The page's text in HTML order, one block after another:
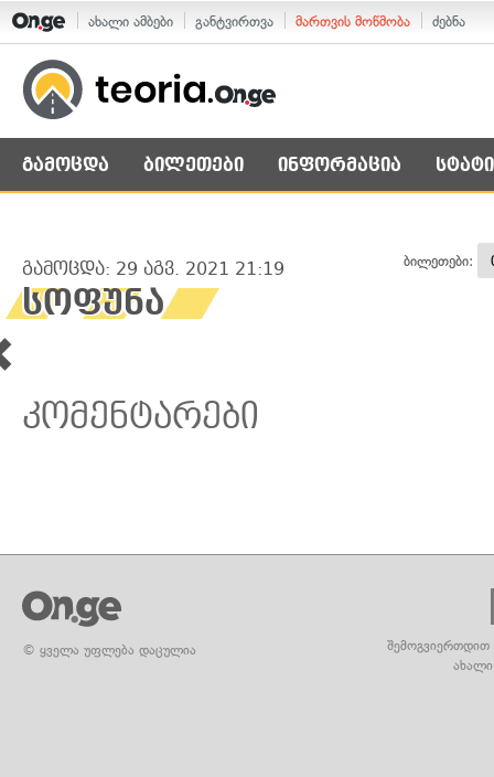
ახალი ამბები განტვირთვა მართვის მოწმობა ძებნა
გამოცდა ბილეთები ინფორმაცია
გამოცდა: 29 აგვ. 2021 21:19
სოფუნა
ბილეთები:
კომენტარები
© ყველა უფლება დაცულია
შემოგვიერთდით
ახალი